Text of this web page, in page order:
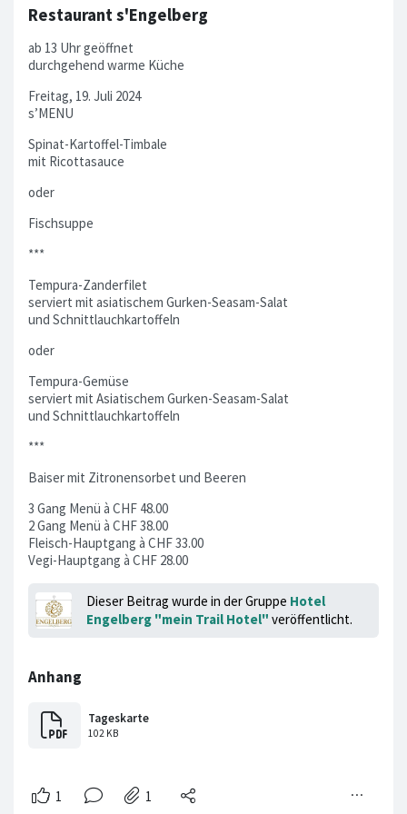
Restaurant s'Engelberg
ab 13 Uhr geöffnet
durchgehend warme Küche
Freitag, 19. Juli 2024
s’MENU
Spinat-Kartoffel-Timbale
mit Ricottasauce
oder
Fischsuppe
***
Tempura-Zanderfilet
serviert mit asiatischem Gurken-Seasam-Salat
und Schnittlauchkartoffeln
oder
Tempura-Gemüse
serviert mit Asiatischem Gurken-Seasam-Salat
und Schnittlauchkartoffeln
***
Baiser mit Zitronensorbet und Beeren
3 Gang Menü à CHF 48.00
2 Gang Menü à CHF 38.00
Fleisch-Hauptgang à CHF 33.00
Vegi-Hauptgang à CHF 28.00
Dieser Beitrag wurde in der Gruppe Hotel
Engelberg "mein Trail Hotel" veröffentlicht.